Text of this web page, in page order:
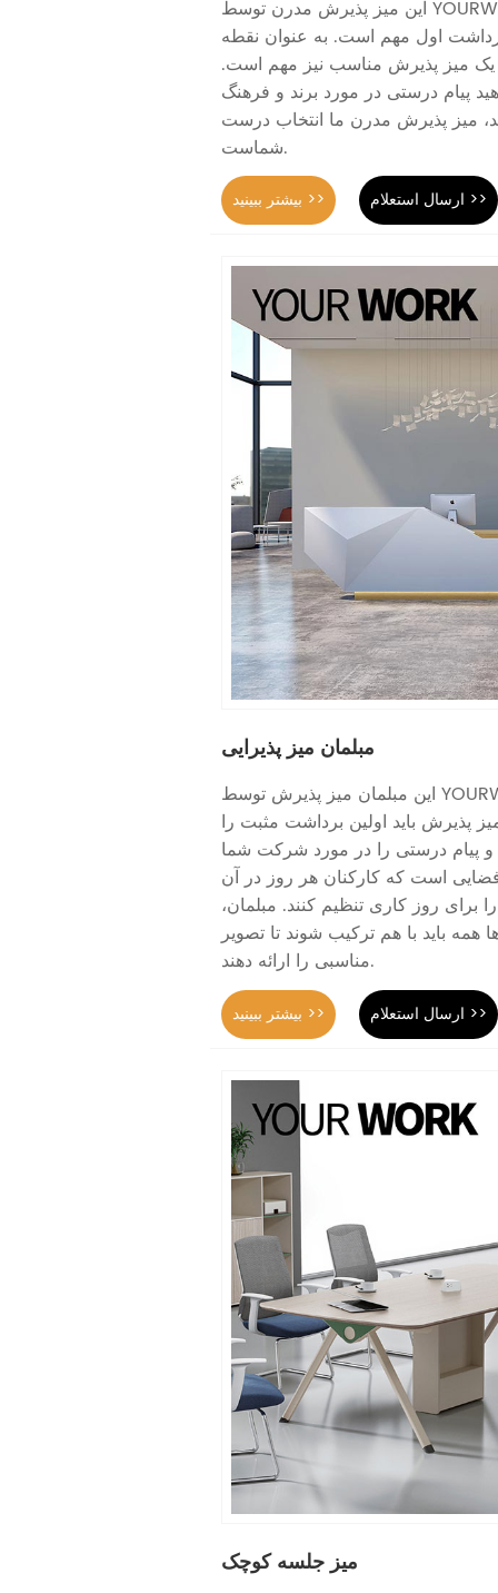
این میز پذیرش مدرن توسط YOURWORK Furniture
اول مهم است. به عنوان نقطه
یک میز پذیرش مناسب نیز مهم است.
پیام درستی در مورد برند و فرهنگ
میز پذیرش مدرن ما انتخاب درست
شماست.
بیشتر ببینید >> ارسال استعلام >>
مبلمان میز پذیرایی
این مبلمان میز پذیرش توسط YOURWORK Furniture
پذیرش باید اولین برداشت مثبت را
و پیام درستی را در مورد شرکت شما
است که کارکنان هر روز در آن
برای روز کاری تنظیم کنند. مبلمان،
همه باید با هم ترکیب شوند تا تصویر
مناسبی را ارائه دهند.
بیشتر ببینید >> ارسال استعلام >>
میز جلسه کوچک